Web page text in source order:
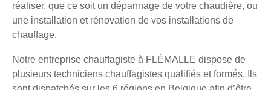
réaliser, que ce soit un dépannage de votre chaudière, ou
une installation et rénovation de vos installations de
chauffage.
Notre entreprise chauffagiste à FLÉMALLE dispose de
plusieurs techniciens chauffagistes qualifiés et formés. Ils